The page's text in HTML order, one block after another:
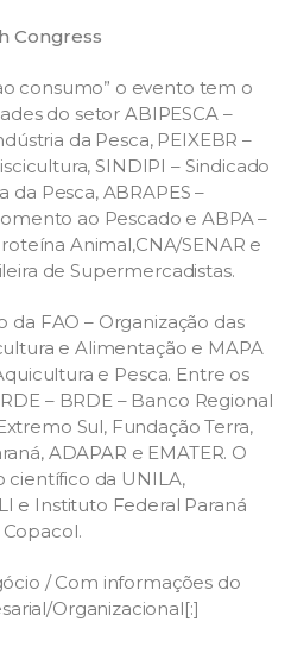
Congress
consumo” o evento tem o
do setor ABIPESCA –
da Pesca, PEIXEBR –
SINDIPI – Sindicado
Pesca, ABRAPES –
ao Pescado e ABPA –
Animal,CNA/SENAR e
de Supermercadistas.
da FAO – Organização das
e Alimentação e MAPA
e Pesca. Entre os
– BRDE – Banco Regional
Sul, Fundação Terra,
ADAPAR e EMATER. O
científico da UNILA,
e Instituto Federal Paraná
/ Com informações do
Organizacional[:]